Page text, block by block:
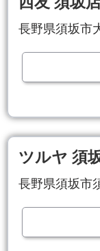
長野県須坂市
ツルヤ 須
長野県須坂市